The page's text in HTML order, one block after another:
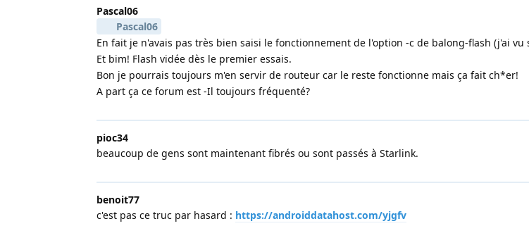
Pascal06
Pascal06
En fait je n'avais pas très bien saisi le fonctionnement de l'option -c de balong-flash (j'ai
Et bim! Flash vidée dès le premier essais.
Bon je pourrais toujours m'en servir de routeur car le reste fonctionne mais ça fait ch*er!
A part ça ce forum est -Il toujours fréquenté?
pioc34
beaucoup de gens sont maintenant fibrés ou sont passés à Starlink.
benoit77
c'est pas ce truc par hasard : https://androiddatahost.com/yjgfv